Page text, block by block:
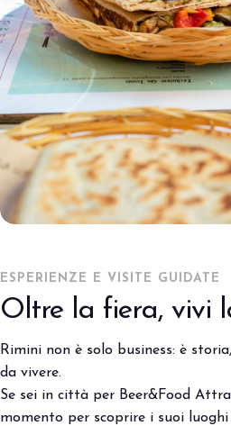
ESPERIENZE E VISITE GUIDATE
Oltre la fiera, vivi
Rimini non è solo business: è
da vivere.
Se sei in città per Beer&Food
momento per scoprire i suoi luoghi